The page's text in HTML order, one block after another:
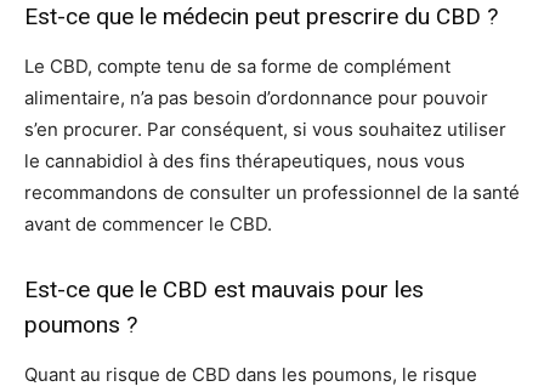
Est-ce que le médecin peut prescrire du CBD ?
Le CBD, compte tenu de sa forme de complément
alimentaire, n’a pas besoin d’ordonnance pour pouvoir
s’en procurer. Par conséquent, si vous souhaitez utiliser
le cannabidiol à des fins thérapeutiques, nous vous
recommandons de consulter un professionnel de la santé
avant de commencer le CBD.
Est-ce que le CBD est mauvais pour les
poumons ?
Quant au risque de CBD dans les poumons, le risque